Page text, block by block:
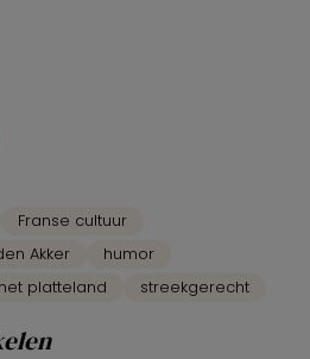
Franse cultuur
Akker
humor
platteland streekgerecht